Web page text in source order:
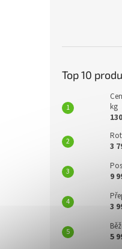
Top 10
kg
3
9
3
5